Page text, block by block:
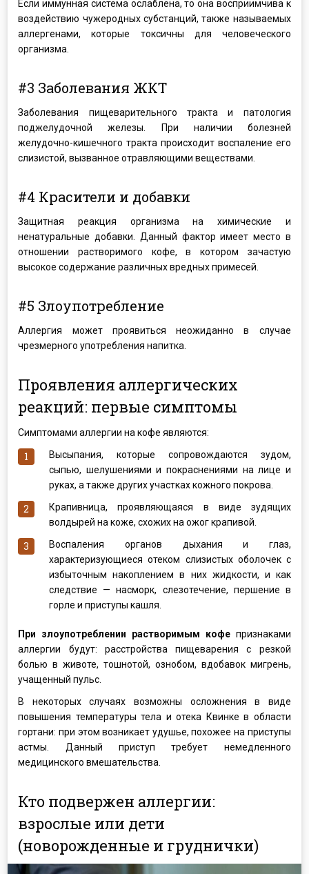
Если иммунная система ослаблена, то она восприимчива к
воздействию чужеродных субстанций, также называемых
аллергенами, которые токсичны для человеческого
организма.
#3 Заболевания ЖКТ
Заболевания пищеварительного тракта и патология
поджелудочной железы. При наличии болезней
желудочно-кишечного тракта происходит воспаление его
слизистой, вызванное отравляющими веществами.
#4 Красители и добавки
Защитная реакция организма на химические и
ненатуральные добавки. Данный фактор имеет место в
отношении растворимого кофе, в котором зачастую
высокое содержание различных вредных примесей.
#5 Злоупотребление
Аллергия может проявиться неожиданно в случае
чрезмерного употребления напитка.
Проявления аллергических
реакций: первые симптомы
Симптомами аллергии на кофе являются:
Высыпания, которые сопровождаются зудом,
сыпью, шелушениями и покраснениями на лице и
руках, а также других участках кожного покрова.
Крапивница, проявляющаяся в виде зудящих
волдырей на коже, схожих на ожог крапивой.
Воспаления органов дыхания и глаз,
характеризующиеся отеком слизистых оболочек с
избыточным накоплением в них жидкости, и как
следствие — насморк, слезотечение, першение в
горле и приступы кашля.
При злоупотреблении растворимым кофепризнаками
аллергии будут: расстройства пищеварения с резкой
болью в животе, тошнотой, ознобом, вдобавок мигрень,
учащенный пульс.
В некоторых случаях возможны осложнения в виде
повышения температуры тела и отека Квинке в области
гортани: при этом возникает удушье, похожее на приступы
астмы. Данный приступ требует немедленного
медицинского вмешательства.
Кто подвержен аллергии:
взрослые или дети
(новорожденные и груднички)